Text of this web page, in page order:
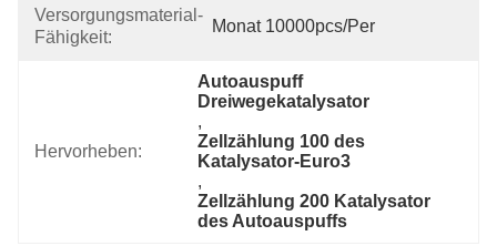
Versorgungsmaterial-
Fähigkeit:
Monat 10000pcs/per
Hervorheben:
Autoauspuff
Dreiwegekatalysator
,
Zellzählung 100 des
Katalysator-Euro3
,
Zellzählung 200 Katalysator
des Autoauspuffs